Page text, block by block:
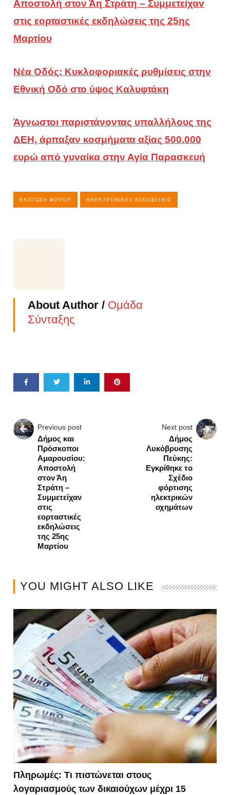
Αποστολή στον Άη Στράτη – Συμμετείχαν
στις εορταστικές εκδηλώσεις της 25ης
Μαρτίου
Νέα Οδός: Κυκλοφοριακές ρυθμίσεις στην
Εθνική Οδό στο ύψος Καλυφτάκη
Άγνωστοι παριστάνοντας υπαλλήλους της
ΔΕΗ, άρπαξαν κοσμήματα αξίας 500.000
ευρώ από γυναίκα στην Αγία Παρασκευή
ΈΚΠΤΩΣΗ ΦΌΡΟΥ ΗΛΕΚΤΡΟΝΙΚΈΣ ΑΠΟΔΕΊΞΕΙΣ
About Author / Ομάδα
Σύνταξης
Previous post
Δήμος και
Πρόσκοποι
Αμαρουσίου:
Αποστολή
στον Άη
Στράτη –
Συμμετείχαν
στις
εορταστικές
εκδηλώσεις
της 25ης
Μαρτίου
Next post
Δήμος
Λυκόβρυσης
Πεύκης:
Εγκρίθηκε το
Σχέδιο
φόρτισης
ηλεκτρικών
οχημάτων
YOU MIGHT ALSO LIKE
Πληρωμές: Τι πιστώνεται στους
λογαριασμούς των δικαιούχων μέχρι 15